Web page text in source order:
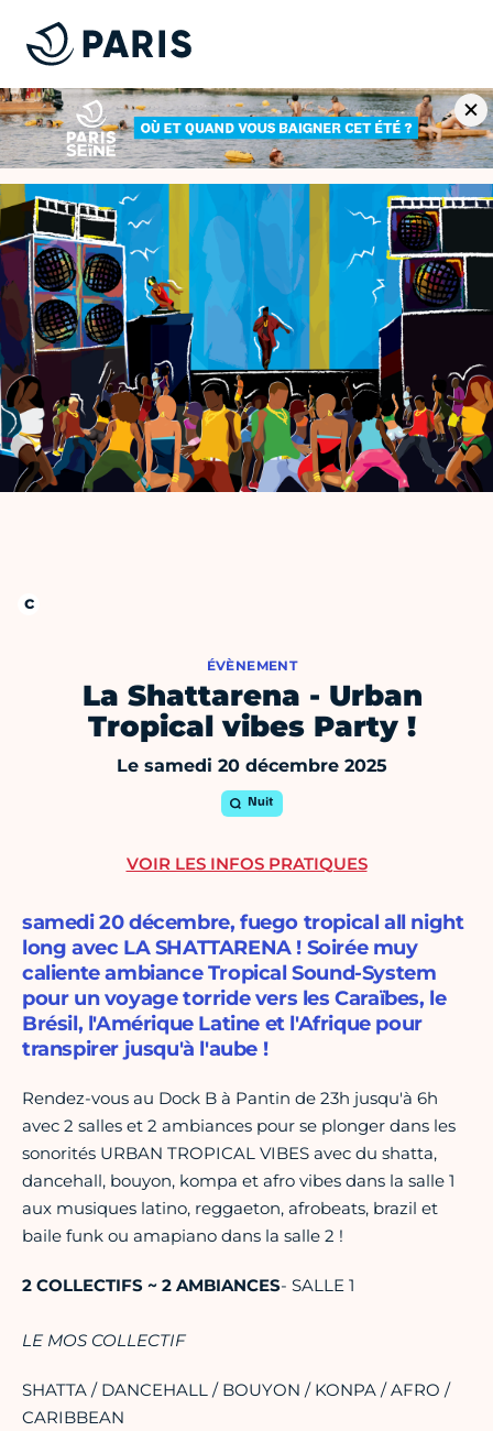
ÉVÈNEMENT
La Shattarena - Urban
Tropical vibes Party !
Le samedi 20 décembre 2025
Nuit
samedi 20 décembre, fuego tropical all night
long avec LA SHATTARENA ! Soirée muy
caliente ambiance Tropical Sound-System
pour un voyage torride vers les Caraïbes, le
Brésil, l'Amérique Latine et l'Afrique pour
transpirer jusqu'à l'aube !
Rendez-vous au Dock B à Pantin de 23h jusqu'à 6h
avec 2 salles et 2 ambiances pour se plonger dans les
sonorités URBAN TROPICAL VIBES avec du shatta,
dancehall, bouyon, kompa et afro vibes dans la salle 1
aux musiques latino, reggaeton, afrobeats, brazil et
baile funk ou amapiano dans la salle 2 !
2 COLLECTIFS ~ 2 AMBIANCES- SALLE 1
LE MOS COLLECTIF
SHATTA / DANCEHALL / BOUYON / KONPA / AFRO /
CARIBBEAN
VOIR LES INFOS PRATIQUES